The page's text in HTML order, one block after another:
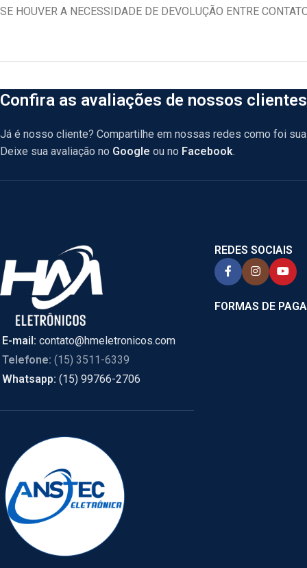
SE HOUVER A NECESSIDADE DE DEVOLUÇÃO ENTRE
Confira as avaliações de nossos clientes
Já é nosso cliente? Compartilhe em nossas redes como foi
Deixe sua avaliação no Google ou no Facebook.
E-mail: contato@hmeletronicos.com
Telefone: (15) 3511-6339
Whatsapp: (15) 99766-2706
REDES SOCIAIS
FORMAS DE